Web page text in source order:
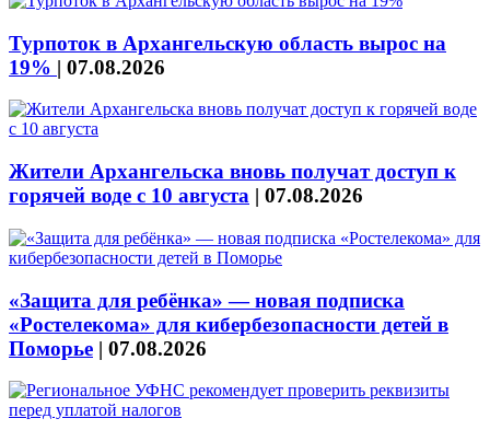
Турпоток в Архангельскую область вырос на
19% | 07.08.2026
Жители Архангельска вновь получат доступ к
горячей воде с 10 августа | 07.08.2026
«Защита для ребёнка» — новая подписка
«Ростелекома» для кибербезопасности детей в
Поморье | 07.08.2026